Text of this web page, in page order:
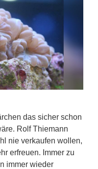
das sicher schon
Rolf Thiemann
nie verkaufen wollen,
erfreuen. Immer zu
immer wieder